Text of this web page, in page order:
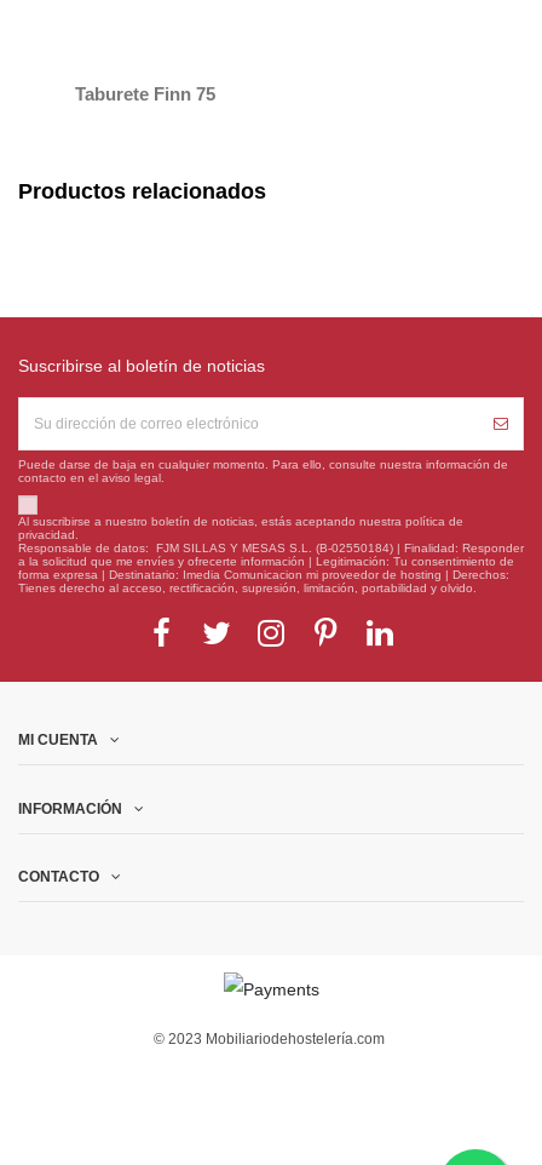
Taburete Finn 75
Productos relacionados
Suscribirse al boletín de noticias
Puede darse de baja en cualquier momento. Para ello, consulte nuestra información de
contacto en el aviso legal.
Al suscribirse a nuestro boletín de noticias, estás aceptando nuestra política de
privacidad.
Responsable de datos: FJM SILLAS Y MESAS S.L. (B-02550184) | Finalidad: Responder
a la solicitud que me envíes y ofrecerte información | Legitimación: Tu consentimiento de
forma expresa | Destinatario: Imedia Comunicacion mi proveedor de hosting | Derechos:
Tienes derecho al acceso, rectificación, supresión, limitación, portabilidad y olvido.
MI CUENTA
INFORMACIÓN
CONTACTO
© 2023 Mobiliariodehostelería.com